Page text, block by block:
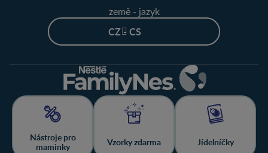
země - jazyk
CZ - CS
Nástroje pro
maminky
Vzorky zdarma Jídelníčky